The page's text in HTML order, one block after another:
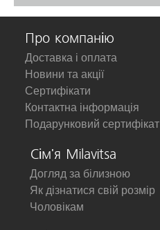
Про компанію
Доставка і оплата
Новини та акції
Сертифікати
Контактна інформація
Подарунковий сертифікат
Сім'я Milavitsa
Догляд за білизною
Як дізнатися свій розмір
Чоловікам